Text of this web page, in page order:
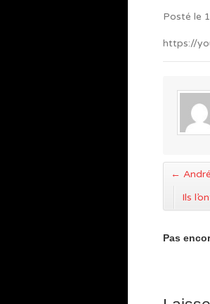
Posté le
https://
←
Ils
Pas